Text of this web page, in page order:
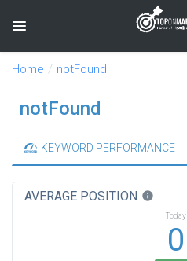
Toggle navigation
Home notFound
notFound
KEYWORD PERFORMANCE
AVERAGE POSITION info
Today
0